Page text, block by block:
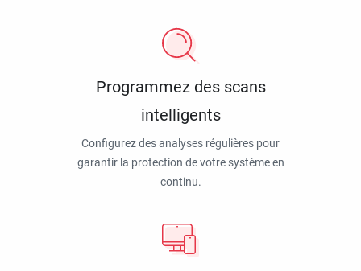
Programmez des scans
intelligents
Configurez des analyses régulières pour
garantir la protection de votre système en
continu.